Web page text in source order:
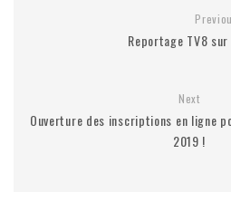
Reportage TV8
Next
Ouverture des inscriptions en ligne
2019 !